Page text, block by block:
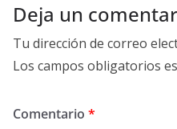
Deja un
Tu dirección de correo
Los campos obligatorios
Comentario *